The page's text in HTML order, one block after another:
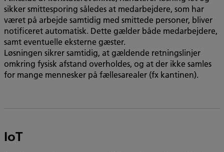
sikker smittesporing således at medarbejdere, som har
været på arbejde samtidig med smittede personer, bliver
notificeret automatisk. Dette gælder både medarbejdere,
samt eventuelle eksterne gæster.
Løsningen sikrer samtidig, at gældende retningslinjer
omkring fysisk afstand overholdes, og at der ikke samles
for mange mennesker på fællesarealer (fx kantinen).
IoT